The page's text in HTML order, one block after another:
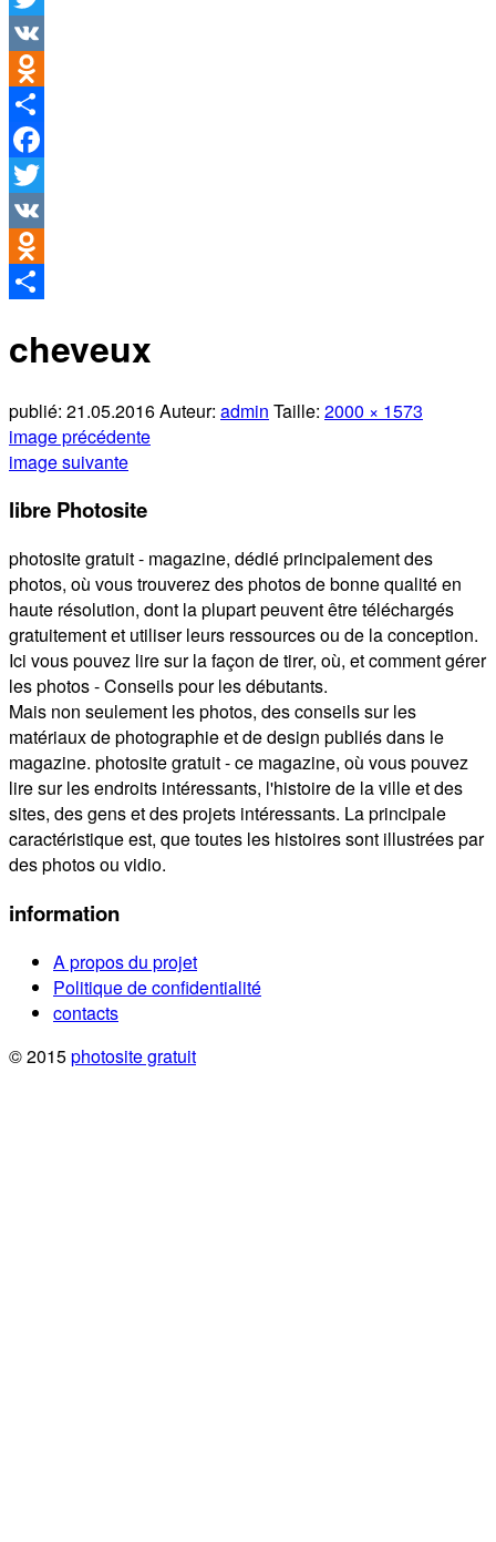
Twitter
VK
Odnoklassniki
Partager
Facebook
Twitter
VK
Odnoklassniki
cheveux
publié: 21.05.2016Auteur: admin Taille: 2000 × 1573
image précédente
image suivante
libre Photosite
photosite gratuit - magazine, dédié principalement des
photos, où vous trouverez des photos de bonne qualité en
haute résolution, dont la plupart peuvent être téléchargés
gratuitement et utiliser leurs ressources ou de la conception.
Ici vous pouvez lire sur la façon de tirer, où, et comment gérer
les photos - Conseils pour les débutants.
Mais non seulement les photos, des conseils sur les
matériaux de photographie et de design publiés dans le
magazine. photosite gratuit - ce magazine, où vous pouvez
lire sur les endroits intéressants, l'histoire de la ville et des
sites, des gens et des projets intéressants. La principale
caractéristique est, que toutes les histoires sont illustrées par
des photos ou vidio.
information
A propos du projet
Politique de confidentialité
contacts
© 2015photosite gratuit